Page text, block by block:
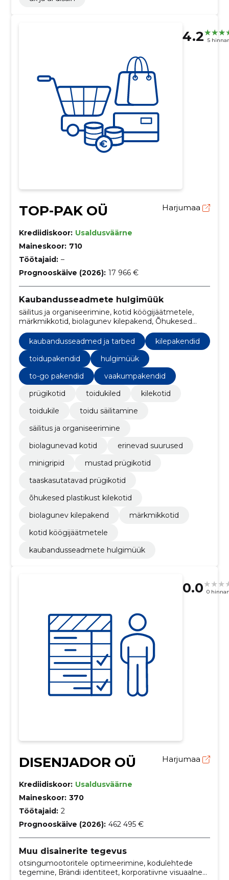
4.2 5
TOP-PAK OÜ Harjumaa
Krediidiskoor: Usaldusväärne
Maineskoor: 710
Töötajaid: –
Prognooskäive (2026): 17 966 €
Kaubandusseadmete hulgimüük
säilitus ja organiseerimine, kotid köögijäätmetele,
märkmikkotid, biolagunev kilepakend, Õhukesed
mustad prügikotid, minigripid, erinevad suurused,
biolagunevad kotid
kaubandusseadmed ja tarbed
kilepakendid
toidupakendid
hulgimüük
to-go pakendid
vaakumpakendid
prügikotid
toidukiled
kilekotid
toidukile
toidu säilitamine
säilitus ja organiseerimine
biolagunevad kotid
erinevad suurused
minigripid
mustad prügikotid
taaskasutatavad prügikotid
õhukesed plastikust kilekotid
biolagunev kilepakend
märkmikkotid
kotid köögijäätmetele
kaubandusseadmete hulgimüük
0.0 0
DISENJADOR OÜ Harjumaa
Krediidiskoor: Usaldusväärne
Maineskoor: 370
Töötajaid: 2
Prognooskäive (2026): 462 495 €
Muu disainerite tegevus
otsingumootoritele optimeerimine, kodulehtede
tegemine, Brändi identiteet, korporatiivne visuaalne